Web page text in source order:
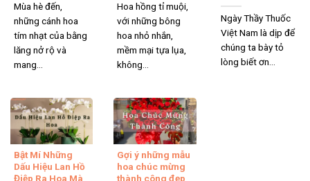
Mùa hè đến,
những cánh hoa
tím nhạt của bằng
lăng nở rộ và
mang...
Hoa hồng tỉ muội,
với những bông
hoa nhỏ nhắn,
mềm mại tựa lụa,
không...
Ngày Thầy Thuốc
Việt Nam là dịp để
chúng ta bày tỏ
lòng biết ơn...
Bật Mí Những
Dấu Hiệu Lan Hồ
Điệp Ra Hoa Mà
Gợi ý những mẫu
hoa chúc mừng
thành công đẹp